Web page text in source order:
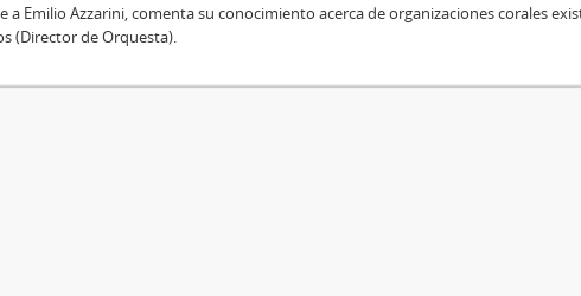
a Emilio Azzarini, comenta su conocimiento acerca de organizaciones corales
(Director de Orquesta).